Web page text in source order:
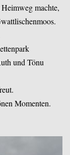
machte,
und Tönu
Momenten.